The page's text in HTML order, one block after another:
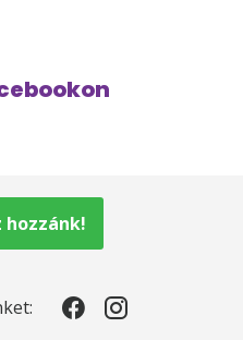
hozzánk!